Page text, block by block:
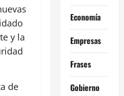
y la
de
Economía
Empresas
Frases
Gobierno